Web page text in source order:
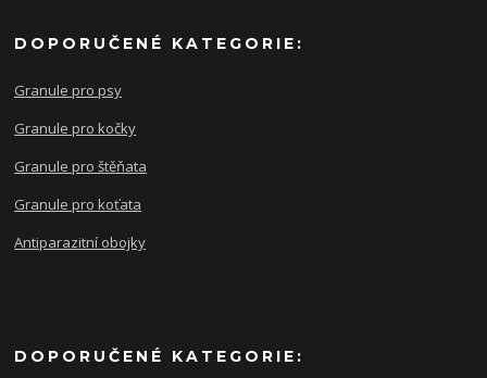
DOPORUČENÉ KATEGORIE:
Granule pro psy
Granule pro kočky
Granule pro štěňata
Granule pro koťata
Antiparazitní obojky
DOPORUČENÉ KATEGORIE: